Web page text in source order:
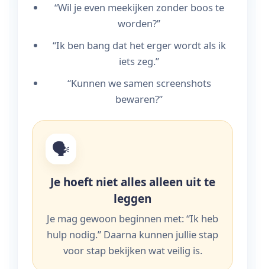
“Wil je even meekijken zonder boos te
worden?”
“Ik ben bang dat het erger wordt als ik
iets zeg.”
“Kunnen we samen screenshots
bewaren?”
🗣️
Je hoeft niet alles alleen uit te
leggen
Je mag gewoon beginnen met: “Ik heb
hulp nodig.” Daarna kunnen jullie stap
voor stap bekijken wat veilig is.